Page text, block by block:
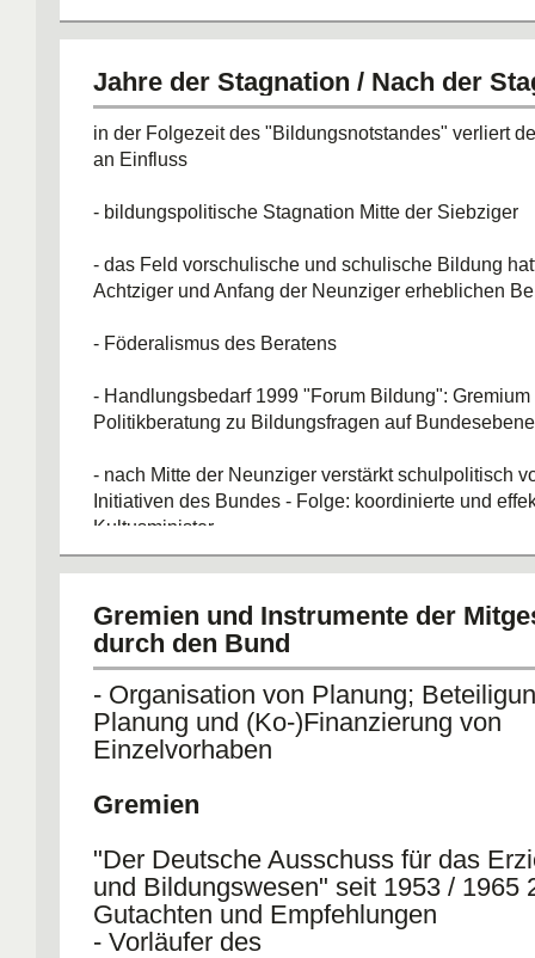
Jahre der Stagnation / Nach der
in der Folgezeit des "Bildungsnotstandes" verliert
an Einfluss
- bildungspolitische Stagnation Mitte der Siebziger
- das Feld vorschulische und schulische Bildung
Achtziger und Anfang der Neunziger erheblichen
- Föderalismus des Beratens
- Handlungsbedarf 1999 "Forum Bildung": Gremium
Politikberatung zu Bildungsfragen auf Bundesebene
- nach Mitte der Neunziger verstärkt schulpolitisch
Initiativen des Bundes - Folge: koordinierte und
Kultusminister
zwei vergleichbare Krisen - zwei konträre
1) 60er/70er Jahre: Neuadjustierung des
Bildungsfragen durch Ergänzung des GG und neue
Kompetenzverteilung ; 2) 1985-1995
Gremien und Instrumente der
durch den Bund
- Organisation von Planung;
Planung und (Ko-)Finanzierung von
Einzelvorhaben
Gremien
"Der Deutsche Ausschuss für das
und Bildungswesen" seit 1953 / 1965
Gutachten und Empfehlungen
- Vorläufer des